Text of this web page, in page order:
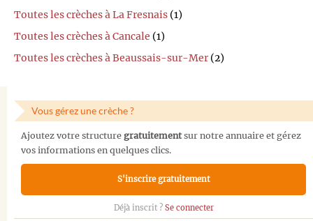
Toutes les crèches à La Fresnais (1)
Toutes les crèches à Cancale (1)
Toutes les crèches à Beaussais-sur-Mer (2)
Vous gérez une crèche ?
Ajoutez votre structure gratuitementsur notre annuaire et gérez
vos informations en quelques clics.
S'inscrire gratuitement
Déjà inscrit ? Se connecter